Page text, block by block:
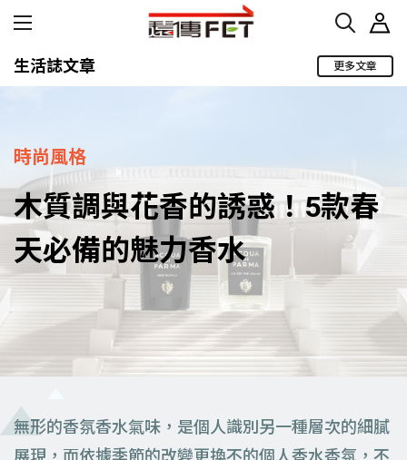
生活誌文章 更多文章
時尚風格
木質調與花香的誘惑！5款春
天必備的魅力香水
無形的香氛香水氣味，是個人識別另一種層次的細膩
展現，而依據季節的改變更換不的個人香水香氛，不